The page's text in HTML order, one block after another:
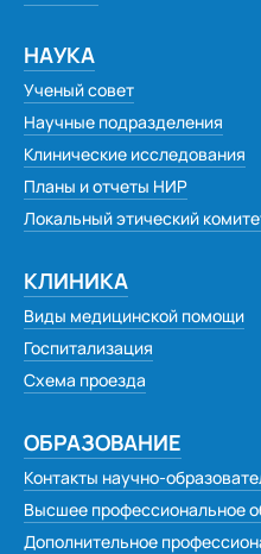
Шкарупа Галина
Пиунов Петр Николаевич
Леванков Владимир
Лыкова Анна
Васильевна
Трубицына Галина
Шевцова Марина
Старченко Эльвира
Геннадий Григорьевич
Александр Наильевич
Н.В. Косинова
Храмова Лариса
Ярослава
Т.Н. Залюбовская
Т.Г. Рындина
НАУКА
Ученый совет
Научные подразделения
Клинические исследования
Планы и отчеты НИР
Локальный этический
КЛИНИКА
Виды медицинской помощи
Госпитализация
Схема проезда
ОБРАЗОВАНИЕ
Контакты научно-
Высшее профессиональное
Дополнительное